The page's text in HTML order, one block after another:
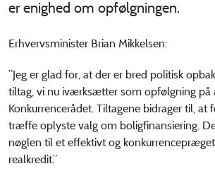
er enighed om opfølgningen.
Erhvervsminister Brian Mikkelsen:
”Jeg er glad for, at der er bred politisk
tiltag, vi nu iværksætter som opfølgning på
Konkurrencerådet. Tiltagene bidrager til, at
træffe oplyste valg om boligfinansiering.
nøglen til et effektivt og
realkredit.”